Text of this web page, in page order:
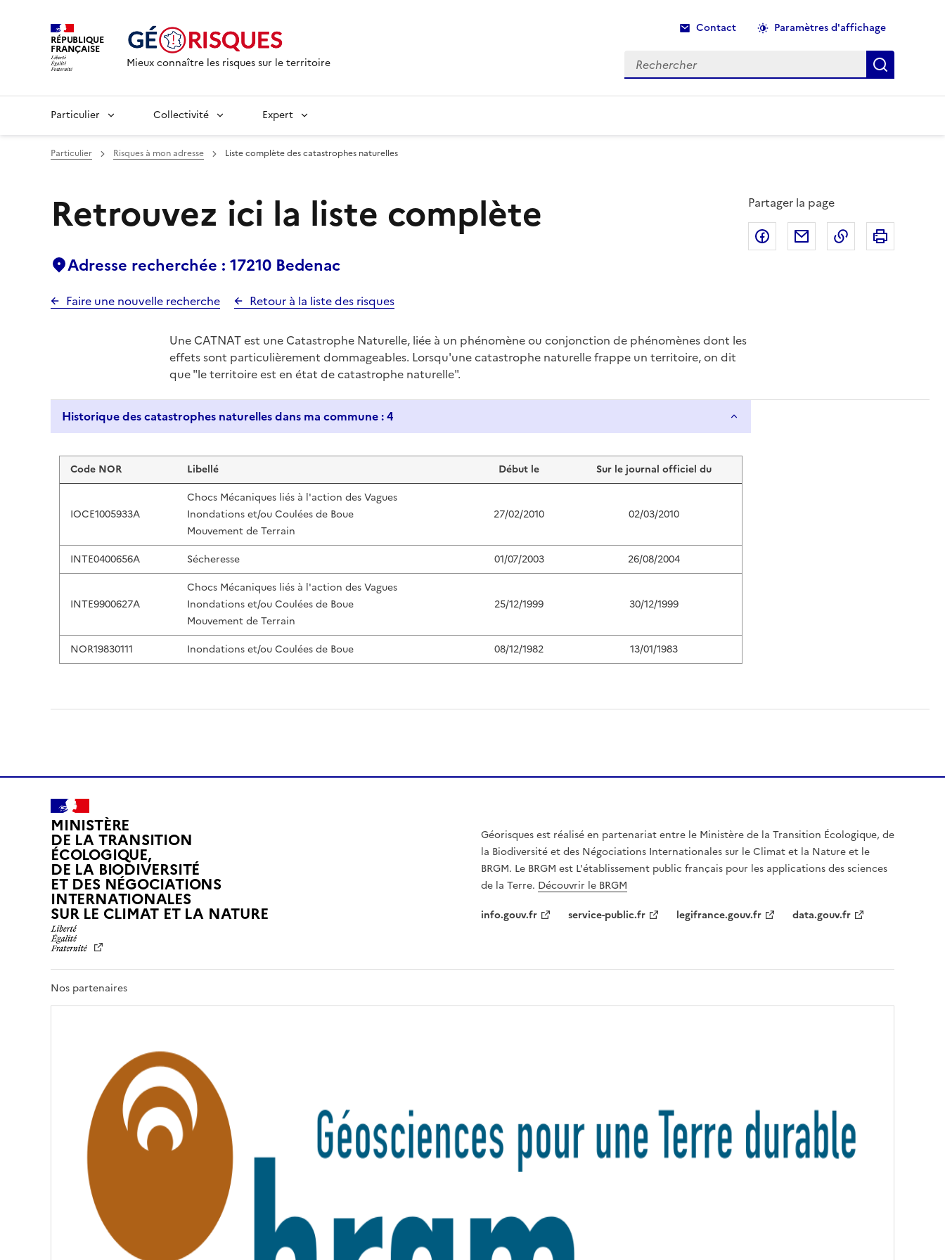
RÉPUBLIQUE
FRANÇAISE
Mieux connaître les risques sur le territoire
Contact Paramètres d'affichage
Rechercher Recherche
Particulier Collectivité Expert
Particulier Risques à mon adresse Liste complète des catastrophes naturelles
Retrouvez ici la liste complète
Adresse recherchée : 17210 Bedenac
Faire une nouvelle recherche Retour à la liste des risques
Partager la page
Partager sur Facebook
Partager par email
Copier dans le
Une CATNAT est une Catastrophe Naturelle, liée à un phénomène ou conjonction de phénomènes dont les
effets sont particulièrement dommageables. Lorsqu'une catastrophe naturelle frappe un territoire, on dit
que "le territoire est en état de catastrophe naturelle".
Historique des catastrophes naturelles dans ma commune : 4
Liste de résultats
Code NOR Libellé Début le Sur le journal officiel du
IOCE1005933A
Chocs Mécaniques liés à l'action des Vagues
Inondations et/ou Coulées de Boue
Mouvement de Terrain
27/02/2010 02/03/2010
INTE0400656A Sécheresse 01/07/2003 26/08/2004
INTE9900627A
Chocs Mécaniques liés à l'action des Vagues
Inondations et/ou Coulées de Boue
Mouvement de Terrain
25/12/1999 30/12/1999
NOR19830111 Inondations et/ou Coulées de Boue 08/12/1982 13/01/1983
MINISTÈRE
DE LA TRANSITION
ÉCOLOGIQUE,
DE LA BIODIVERSITÉ
ET DES NÉGOCIATIONS
INTERNATIONALES
SUR LE CLIMAT ET LA NATUREL
R
É
R
R
N
Géorisques est réalisé en partenariat entre le Ministère de la Transition Écologique, de
la Biodiversité et des Négociations Internationales sur le Climat et la Nature et le
BRGM. Le BRGM est L'établissement public français pour les applications des sciences
de la Terre. Découvrir le BRGM
info.gouv.fr
service-public.fr legifrance.gouv.fr data.gouv.fr
Nos partenaires